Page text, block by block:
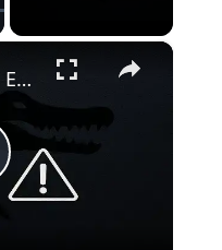
×
¡Nuevo Malware En Android!